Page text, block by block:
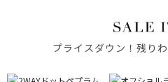
プライスダウン！残り